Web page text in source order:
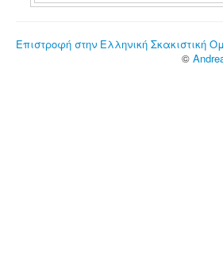
Επιστροφή στην Ελληνική Σκακιστική
©